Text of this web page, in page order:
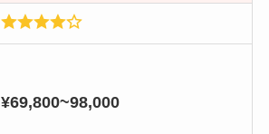
¥69,800~98,000